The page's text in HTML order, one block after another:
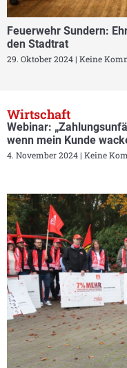
Feuerwehr Sundern:
den Stadtrat
29. Oktober 2024 Keine
Wirtschaft
Webinar:
wenn mein Kunde
4. November 2024 Keine